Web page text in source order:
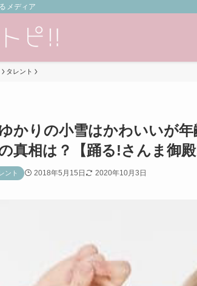
メディア
タレント
かりの小雪はかわいいが
真相は？【踊る!さんま御殿
ント 2018年5月15日 2020年10月3日